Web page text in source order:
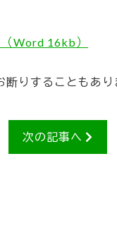
Word 16kb）
りすることもあり
次の記事へ